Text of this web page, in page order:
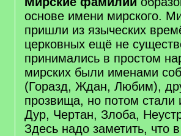
основе имени мирского.
пришли из языческих
церковных ещё не
принимались в простом
мирских были именами
(Горазд, Ждан, Любим),
прозвища, но потом
Дур, Чертан, Злоба,
Здесь надо заметить, что